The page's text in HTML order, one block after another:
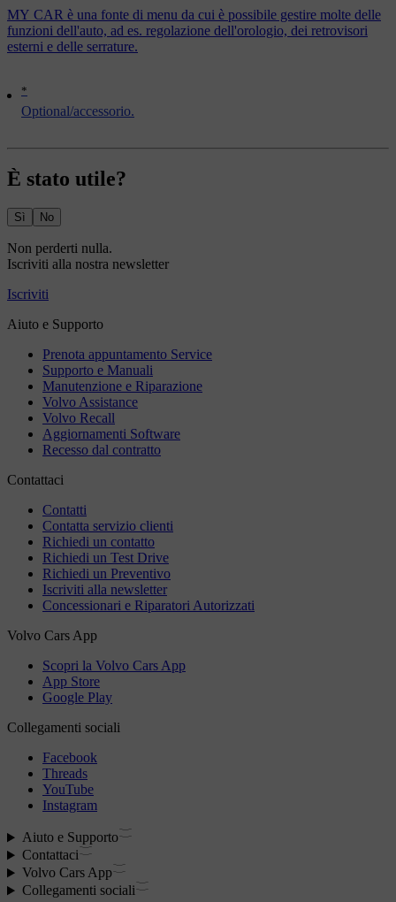
*
Optional/accessorio.
MY CAR è una fonte di menu da cui è possibile gestire molte delle
funzioni dell'auto, ad es. regolazione dell'orologio, dei retrovisori
esterni e delle serrature.
È stato utile?
Sì No